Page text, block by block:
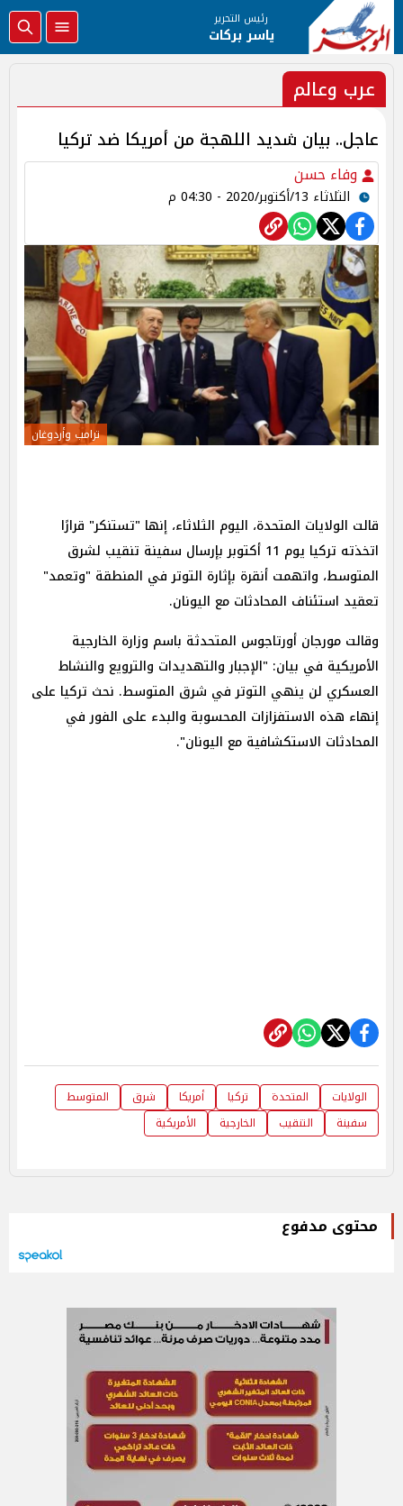
رئيس التحرير
ياسر بركات
عرب وعالم
عاجل.. بيان شديد اللهجة من أمريكا ضد تركيا
وفاء حسن
الثلاثاء 13/أكتوبر/2020 - 04:30 م
ترامب وأردوغان
قالت الولايات المتحدة، اليوم الثلاثاء، إنها "تستنكر" قرارًا
اتخذته تركيا يوم 11 أكتوبر بإرسال سفينة تنقيب لشرق
المتوسط، واتهمت أنقرة بإثارة التوتر في المنطقة "وتعمد"
تعقيد استئناف المحادثات مع اليونان.
وقالت مورجان أورتاجوس المتحدثة باسم وزارة الخارجية
الأمريكية في بيان: "الإجبار والتهديدات والترويع والنشاط
العسكري لن ينهي التوتر في شرق المتوسط. نحث تركيا على
إنهاء هذه الاستفزازات المحسوبة والبدء على الفور في
المحادثات الاستكشافية مع اليونان".
الولايات المتحدة تركيا أمريكا شرق
المتوسط
سفينة
التنقيب الخارجية الأمريكية
محتوى مدفوع